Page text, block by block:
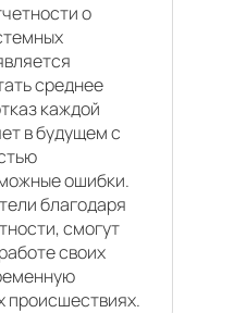
о
среднее
каждой
в будущем с
ошибки.
благодаря
смогут
своих
происшествиях.